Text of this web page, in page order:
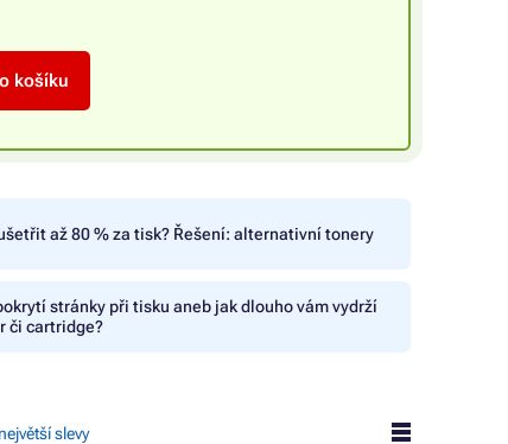
košíku
až 80 % za tisk? Řešení: alternativní tonery
stránky při tisku aneb jak dlouho vám vydrží
či cartridge?
slevy